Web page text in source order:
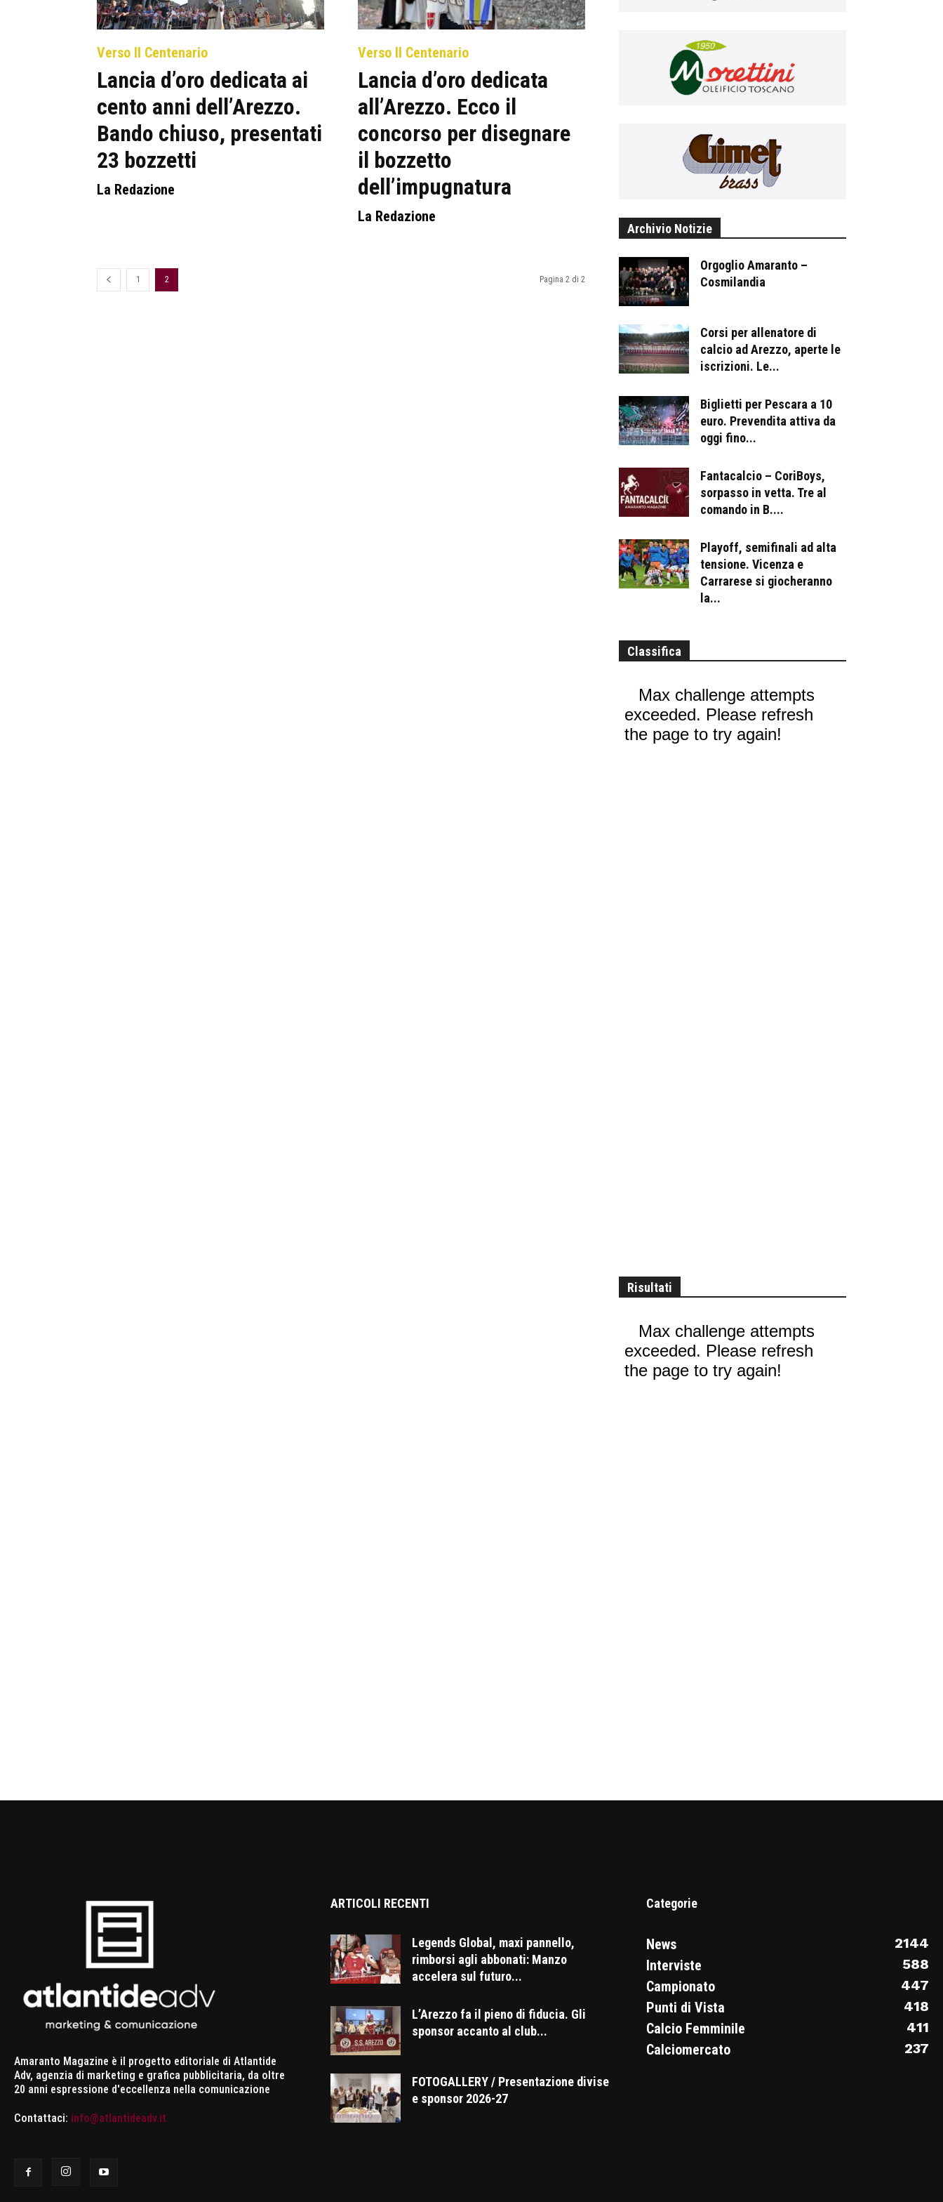
Verso Il Centenario
Lancia d’oro dedicata ai
cento anni dell’Arezzo.
Bando chiuso, presentati
23 bozzetti
La Redazione
Verso Il Centenario
Lancia d’oro dedicata
all’Arezzo. Ecco il
concorso per disegnare
il bozzetto
dell’impugnatura
La Redazione
1 2 Pagina 2 di 2
Archivio Notizie
Orgoglio Amaranto –
Cosmilandia
Corsi per allenatore di
calcio ad Arezzo, aperte le
iscrizioni. Le...
Biglietti per Pescara a 10
euro. Prevendita attiva da
oggi fino...
Fantacalcio – CoriBoys,
sorpasso in vetta. Tre al
comando in B....
Playoff, semifinali ad alta
tensione. Vicenza e
Carrarese si giocheranno
la...
Classifica
Risultati
Amaranto Magazine è il progetto editoriale di Atlantide
Adv, agenzia di marketing e grafica pubblicitaria, da oltre
20 anni espressione d'eccellenza nella comunicazione
Contattaci: info@atlantideadv.it
ARTICOLI RECENTI
Legends Global, maxi pannello,
rimborsi agli abbonati: Manzo
accelera sul futuro...
L’Arezzo fa il pieno di fiducia. Gli
sponsor accanto al club...
FOTOGALLERY / Presentazione divise
e sponsor 2026-27
Categorie
News
2144
Interviste
588
Campionato
447
Punti di Vista
418
Calcio Femminile
411
Calciomercato
237